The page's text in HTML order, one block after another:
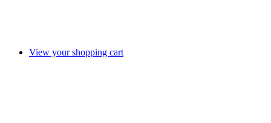
View your shopping cart